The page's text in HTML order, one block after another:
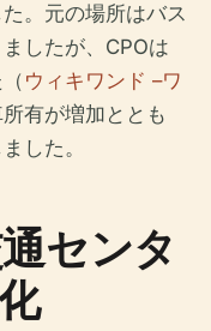
。元の場所はバス
したが、CPOは
ウィキワンド –ワ
有が増加ととも
した。
センタ